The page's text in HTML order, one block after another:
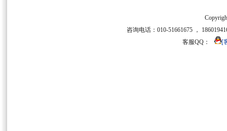
咨询电话：010-51661675 ，
客服QQ：
[